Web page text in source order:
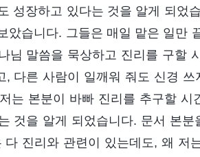
성장하고 있다는 것을 알게 되었
았습니다. 그들은 매일 맡은 일만
님 말씀을 묵상하고 진리를 구할
, 다른 사람이 일깨워 줘도 신경
는 본분이 바빠 진리를 추구할 시
것을 알게 되었습니다. 문서 본
진리와 관련이 있는데도, 왜 저